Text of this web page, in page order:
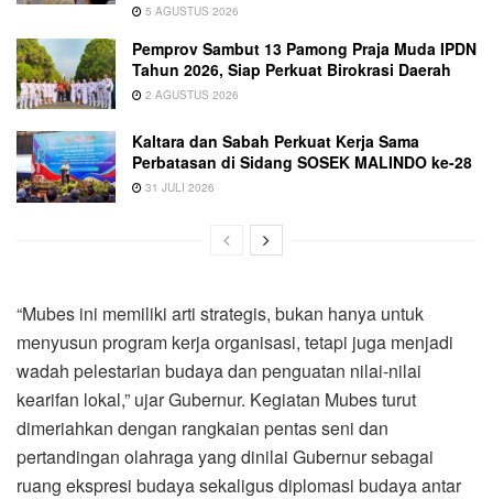
5 AGUSTUS 2026
Pemprov Sambut 13 Pamong Praja Muda IPDN
Tahun 2026, Siap Perkuat Birokrasi Daerah
2 AGUSTUS 2026
Kaltara dan Sabah Perkuat Kerja Sama
Perbatasan di Sidang SOSEK MALINDO ke-28
31 JULI 2026
“Mubes ini memiliki arti strategis, bukan hanya untuk
menyusun program kerja organisasi, tetapi juga menjadi
wadah pelestarian budaya dan penguatan nilai-nilai
kearifan lokal,” ujar Gubernur. Kegiatan Mubes turut
dimeriahkan dengan rangkaian pentas seni dan
pertandingan olahraga yang dinilai Gubernur sebagai
ruang ekspresi budaya sekaligus diplomasi budaya antar